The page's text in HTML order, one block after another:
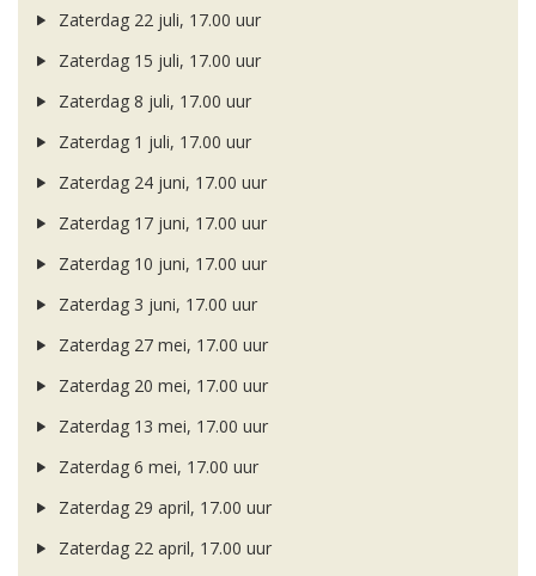
Zaterdag 22 juli, 17.00 uur
Zaterdag 15 juli, 17.00 uur
Zaterdag 8 juli, 17.00 uur
Zaterdag 1 juli, 17.00 uur
Zaterdag 24 juni, 17.00 uur
Zaterdag 17 juni, 17.00 uur
Zaterdag 10 juni, 17.00 uur
Zaterdag 3 juni, 17.00 uur
Zaterdag 27 mei, 17.00 uur
Zaterdag 20 mei, 17.00 uur
Zaterdag 13 mei, 17.00 uur
Zaterdag 6 mei, 17.00 uur
Zaterdag 29 april, 17.00 uur
Zaterdag 22 april, 17.00 uur